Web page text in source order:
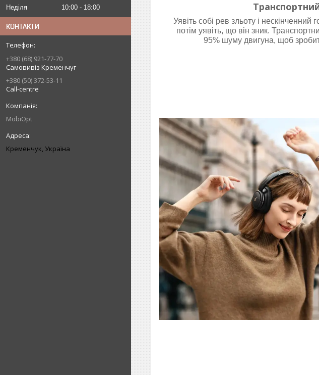
Неділя
10:00 18:00
КОНТАКТИ
+380 (68) 921-77-70
Самовивіз Кременчуг
+380 (50) 372-53-11
Call-centre
MobiOpt
Кременчук, Україна
Уявіть собі рев зльоту і нескінченний
потім уявіть, що він зник.
95% шуму двигуна, щоб